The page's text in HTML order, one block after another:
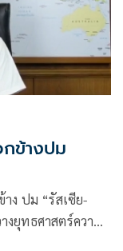
ข้างปม
ง ปม “รัสเซีย-
งยุทธศาสตร์ความ